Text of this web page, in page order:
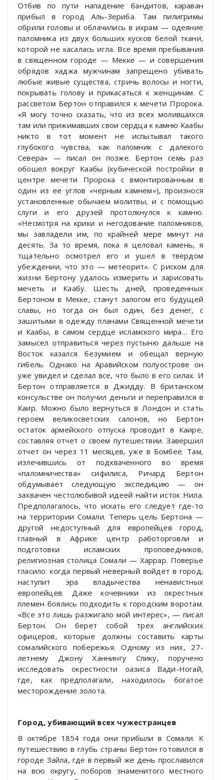
Отбив по пути нападение бандитов, караван
прибыл в город Аль-Зериба. Там пилигримы
обрили головы и облачились в ихрам — одеяние
паломника из двух больших кусков белой ткани,
которой не касалась игла. Все время пребывания
в священном городе — Мекке — и совершения
обрядов хаджа мужчинам запрещено убивать
любые живые существа, стричь волосы и ногти,
покрывать голову и прикасаться к женщинам. С
рассветом Бертон отправился к мечети Пророка.
«Я могу точно сказать, что из всех молившихся
там или прижимавших свои сердца к камню Каабы
никто в тот момент не испытывал такого
глубокого чувства, как паломник с далекого
Севера» — писал он позже. Бертон семь раз
обошел вокруг Каабы (кубической постройки в
центре мечети Пророка с вмонтированным в
один из ее углов «черным камнем»), произнося
установленные обычаем молитвы, и с помощью
слуги и его друзей протолкнулся к камню.
«Несмотря на крики и негодование паломников,
мы завладели им, по крайней мере минут на
десять. За то время, пока я целовал камень, я
тщательно осмотрел его и ушел в твердом
убеждении, что это — метеорит». С риском для
жизни Бертону удалось измерить и зарисовать
мечеть и Каабу. Шесть дней, проведенных
Бертоном в Мекке, станут залогом его будущей
славы, но тогда он был один, без денег, с
зашитыми в одежду планами Священной мечети
и Каабы, в самом сердце исламского мира… Его
замысел отправиться через пустыню дальше на
Восток казался безумием и обещал верную
гибель. Однако на Аравийском полуострове он
уже увидел и сделал все, что было в его силах. И
Бертон отправляется в Джидду. В британском
консульстве он получил деньги и переправился в
Каир. Можно было вернуться в Лондон и стать
героем великосветских салонов, но Бертон
остаток армейского отпуска проводит в Каире,
составляя отчет о своем путешествии. Завершил
отчет он через 11 месяцев, уже в Бомбее. Там,
излечившись от подхваченного во время
«паломничества» сифилиса, Ричард Бертон
обдумывает следующую экспедицию — он
захвачен честолюбивой идеей найти исток Нила.
Предполагалось, что искать его следует где-то
на территории Сомали. Теперь цель Бертона —
другой недоступный для европейцев город,
главный в Африке центр работорговли и
подготовки исламских проповедников,
религиозная столица Сомали — Харрар. Поверье
гласило: когда первый неверный войдет в город,
наступит эра владычества ненавистных
европейцев. Даже кочевники из окрестных
племен боялись подходить к городским воротам.
«Все это лишь разжигало мой интерес», — писал
Бертон. Он берет собой трех английских
офицеров, которые должны составить карты
сомалийского побережья. Одному из них, 27-
летнему Джону Ханнингу Спику, поручено
исследовать окрестности оазиса Вади-Ногай,
где, как предполагали, находилось богатое
месторождение золота.
Город, убивающий всех чужестранцев
В октябре 1854 года они прибыли в Сомали. К
путешествию в глубь страны Бертон готовился в
городе Зайла, где в первый же день прославился
на всю округу, поборов знаменитого местного